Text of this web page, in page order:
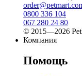
0800 336 104
067 280 24 80
© 2015—2026
Компания
Помощь